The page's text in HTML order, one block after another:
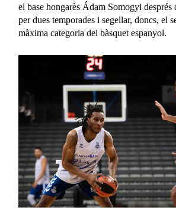
el base hongarès Ádam Somogyi després
per dues temporades i segellar, doncs, el
màxima categoria del bàsquet espanyol.